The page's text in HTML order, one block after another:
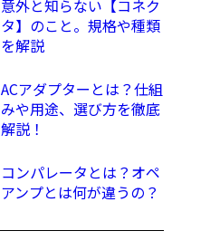
意外と知らない【コネク
タ】のこと。規格や種類
を解説
ACアダプターとは？仕組
みや用途、選び方を徹底
解説！
コンパレータとは？オペ
アンプとは何が違うの？